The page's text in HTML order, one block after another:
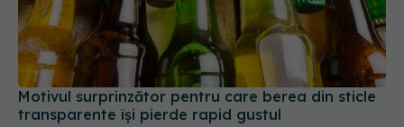
Motivul surprinzător pentru care berea din sticle
transparente își pierde rapid gustul